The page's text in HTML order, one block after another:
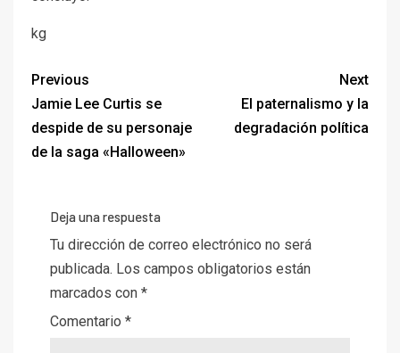
kg
Previous
Jamie Lee Curtis se
despide de su personaje
de la saga «Halloween»
Next
El paternalismo y la
degradación política
Deja una respuesta
Tu dirección de correo electrónico no será
publicada. Los campos obligatorios están
marcados con *
Comentario *